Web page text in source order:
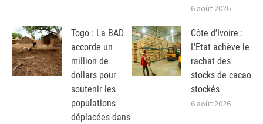
6 août 2026
Togo : La BAD
accorde un
million de
dollars pour
soutenir les
populations
déplacées dans
Côte d’Ivoire :
L’Etat achève le
rachat des
stocks de cacao
stockés
6 août 2026